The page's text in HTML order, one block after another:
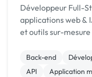
Développeur Full-
applications web &
et outils sur-
Back-end
API
Application